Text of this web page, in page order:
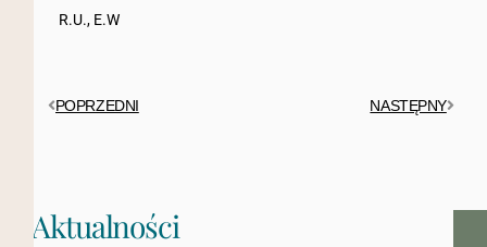
R.U., E.W
POPRZEDNI NASTĘPNY
Aktualności